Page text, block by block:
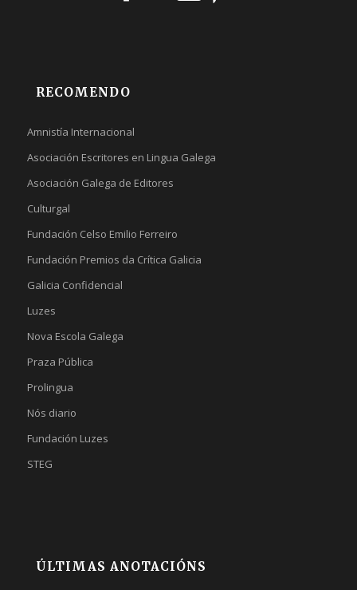
RECOMENDO
Amnistía Internacional
Asociación Escritores en Lingua Galega
Asociación Galega de Editores
Culturgal
Fundación Celso Emilio Ferreiro
Fundación Premios da Crítica Galicia
Galicia Confidencial
Luzes
Nova Escola Galega
Praza Pública
Prolingua
Nós diario
Fundación Luzes
STEG
ÚLTIMAS ANOTACIÓNS